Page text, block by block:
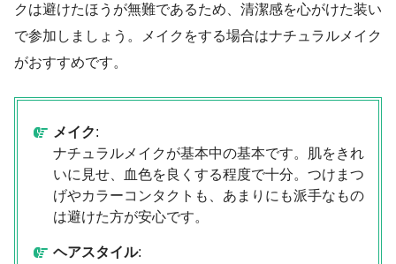
クは避けたほうが無難であるため、清潔感を心がけた装い
で参加しましょう。メイクをする場合はナチュラルメイク
がおすすめです。
メイク:
ナチュラルメイクが基本中の基本です。肌をきれ
いに見せ、血色を良くする程度で十分。つけまつ
げやカラーコンタクトも、あまりにも派手なもの
は避けた方が安心です。
ヘアスタイル: